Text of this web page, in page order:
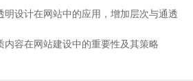
明设计在网站中的应用，增加层次与通透
内容在网站建设中的重要性及其策略